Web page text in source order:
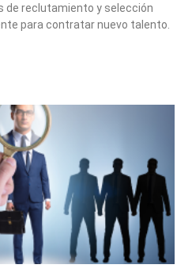
de reclutamiento y selección
para contratar nuevo talento.